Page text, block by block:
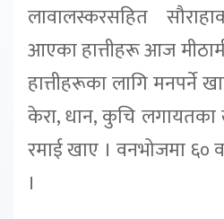
लावालस्करसहित
आएका हात्तीहरू आज
हात्तीहरूका लागि मनपर्ने
केरा, धान, कुचि लगायतका
रमाई खाए । वनभोजमा ६०
।